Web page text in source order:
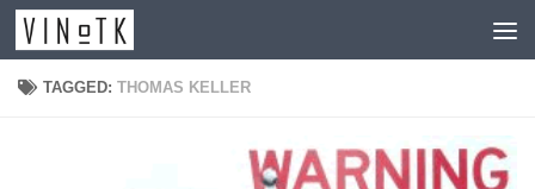
Skip to content
TAGGED:THOMAS KELLER